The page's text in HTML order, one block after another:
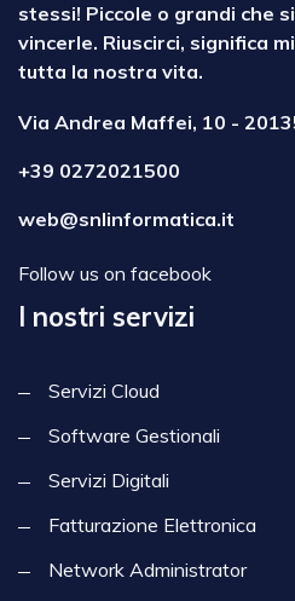
stessi! Piccole o grandi che
vincerle. Riuscirci, significa
tutta la nostra vita.
Via Andrea Maffei, 10 -
+39 0272021500
web@snlinformatica.it
Follow us on facebook
I nostri servizi
Servizi Cloud
Software Gestionali
Servizi Digitali
Fatturazione Elettronica
Network Administrator